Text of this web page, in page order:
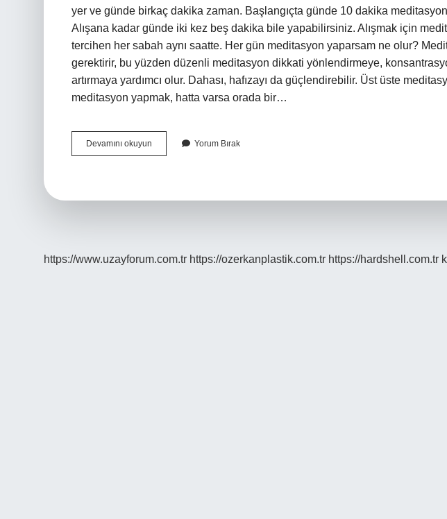
yer ve günde birkaç dakika zaman. Başlangıçta günde 10 dakika
Alışana kadar günde iki kez beş dakika bile yapabilirsiniz. Alışmak için
tercihen her sabah aynı saatte. Her gün meditasyon yaparsam ne olur?
gerektirir, bu yüzden düzenli meditasyon dikkati yönlendirmeye,
artırmaya yardımcı olur. Dahası, hafızayı da güçlendirebilir. Üst üste
meditasyon yapmak, hatta varsa orada bir…
Devamını okuyun
Kaç
Yorum Bırak
https://www.uzayforum.com.tr https://ozerkanplastik.com.tr https://hardshell.com.tr